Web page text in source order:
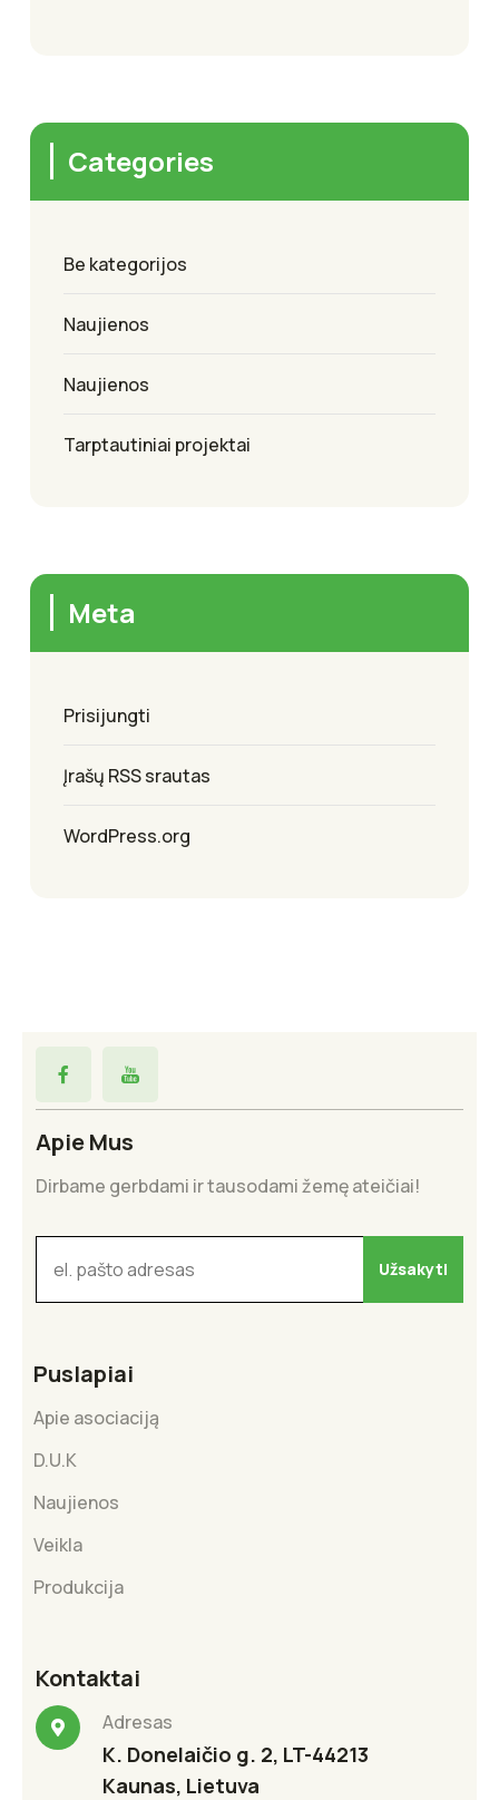
Categories
Be kategorijos
Naujienos
Naujienos
Tarptautiniai projektai
Meta
Prisijungti
Įrašų RSS srautas
WordPress.org
Apie Mus
Dirbame gerbdami ir tausodami žemę ateičiai!
Puslapiai
Apie asociaciją
D.U.K
Naujienos
Veikla
Produkcija
Kontaktai
Adresas
K. Donelaičio g. 2, LT-44213
Kaunas, Lietuva